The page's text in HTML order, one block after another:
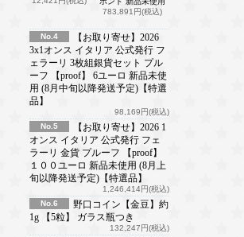
783,891円(税込)
No.4
【お取り寄せ】2026
3x1オンス イタリア 公式発行 フ
ェラーリ 3枚組銀貨セット プル
ーフ 【proof】 6ユーロ 新品未使
用 (8月中旬以降発送予定)【特選
品】
98,169円(税込)
No.5
【お取り寄せ】2026 1
オンス イタリア 公式発行 フェ
ラーリ 金貨 プルーフ 【proof】
１００ユーロ 新品未使用 (8月上
旬以降発送予定)【特選品】
1,246,414円(税込)
No.6
野口コイン【金豆】約
1g 【5粒】 ガラス瓶つき
132,247円(税込)